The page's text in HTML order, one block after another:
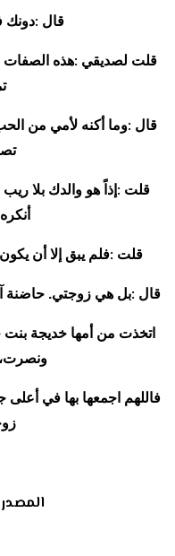
قال :دونك
قلت لصديقي :هذه الصفات
قال :وما أكنه لأمي من
قلت : إذاً هو والدك بلا ريب
قلت :فلم يبق إلا أن
قال :بل هي زوجتي. حاضنة
اتخذت من أمها خديجة بنت
فاللهم اجمعها بها في